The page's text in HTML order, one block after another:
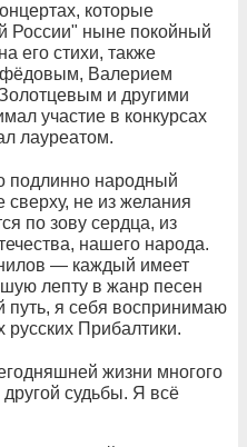
которые
России" ныне покойный
его стихи, также
Валерием
и другими
участие в конкурсах
лауреатом.
подлинно народный
сверху, не из желания
по зову сердца, из
нашего народа.
— каждый имеет
лепту в жанр песен
путь, я себя воспринимаю
Прибалтики.
жизни многого
другой судьбы. Я всё